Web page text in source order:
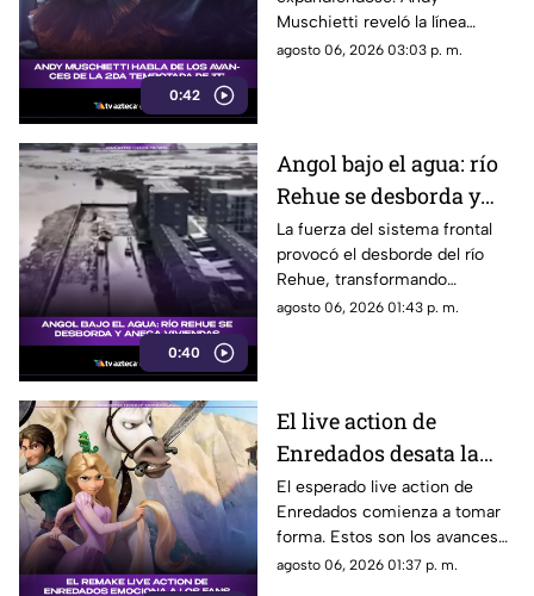
0:42
Muschietti reveló la línea
temporal que seguirá la
agosto 06, 2026 03:03 p. m.
0:40
Angol bajo el agua: río
Rehue se desborda y
anega viviendas
La fuerza del sistema frontal
provocó el desborde del río
Rehue, transformando
distintos sectores de Angol en
agosto 06, 2026 01:43 p. m.
El live action de
Enredados desata la
emoción entre los
seguidores: los
primeros avances son
estos
El esperado live action de
Enredados comienza a tomar
forma. Estos son los avances
que ya generan conversación.
agosto 06, 2026 01:37 p. m.